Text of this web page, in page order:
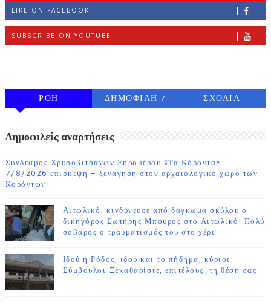
LIKE ON FACEBOOK
SUBSCRIBE ON YOUTUBE
ΡΟΗ
ΔΗΜΟΦΙΛΗ 7
ΣΧΟΛΙΑ
Δημοφιλείς αναρτήσεις
Σύνδεσμος Χρυσοβιτσάνων Ξηρομέρου «Τα Κόροντα»:
7/8/2026 επίσκεψη – ξενάγηση στον αρχαιολογικό χώρο των
Κορόντων
Αιτωλικό: κινδύνευσε από δάγκωμα σκύλου ο
δικηγόρος Σωτήρης Μπούρος στο Αιτωλικό. Πολύ
σοβαρός ο τραυματισμός του στο χέρι
Ιδού η Ρόδος, ιδού και το πήδημα, κύριοι
Σύμβουλοι-Ξεκαθαρίστε, επιτέλους ,τη θέση σας